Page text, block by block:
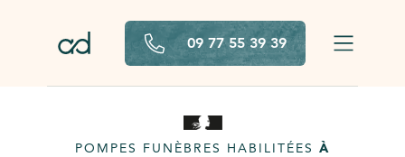
09 77 55 39 39
POMPES FUNÈBRES HABILITÉES À